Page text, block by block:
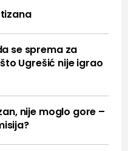
se sprema za
Ugrešić nije igrao
nije moglo gore –